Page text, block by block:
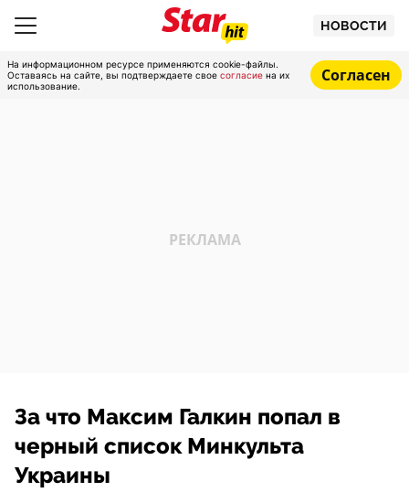
НОВОСТИ
На информационном ресурсе применяются cookie-файлы.
Оставаясь на сайте, вы подтверждаете свое согласие на их
использование.
Согласен
За что Максим Галкин попал в
черный список Минкульта
Украины